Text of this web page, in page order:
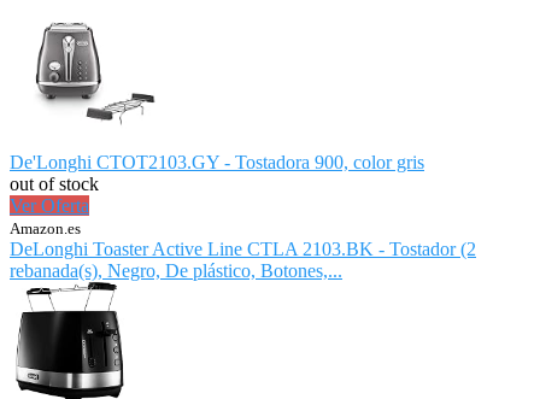
De'Longhi CTOT2103.GY - Tostadora 900, color gris
out of stock
Ver Oferta
Amazon.es
DeLonghi Toaster Active Line CTLA 2103.BK - Tostador (2
rebanada(s), Negro, De plástico, Botones,...